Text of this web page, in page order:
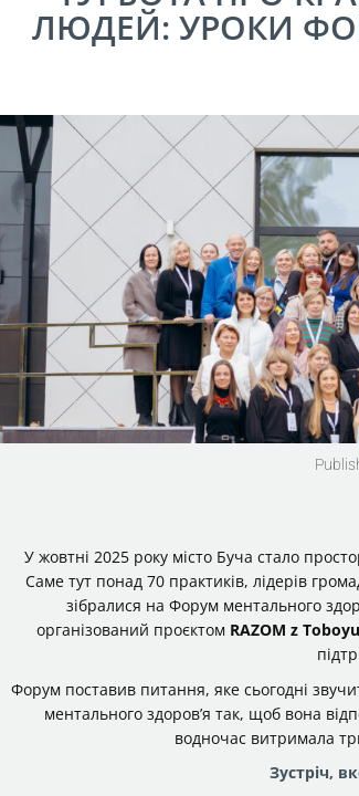
ЛЮДЕЙ: УРОКИ
У жовтні 2025 року місто Буча стало
Саме тут понад 70 практиків, лідерів
зібралися на Форум ментального
організований проєктом RAZOM z Toboyu
Форум поставив питання, яке сьогодні
ментального здоров’я так, щоб вона
водночас витримала
Зустріч,